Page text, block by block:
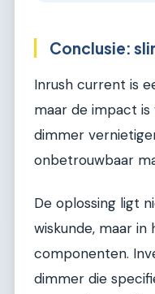
Conclusie:
Inrush current is
maar de impact is
dimmer
onbetrouwbaar
De oplossing ligt
wiskunde, maar in
componenten.
dimmer die